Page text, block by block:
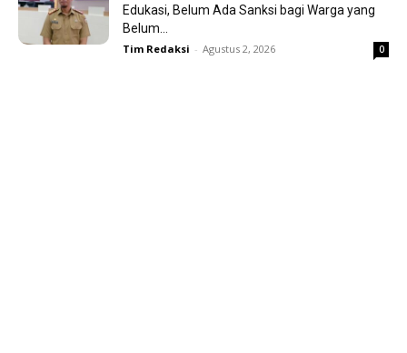
Edukasi, Belum Ada Sanksi bagi Warga yang
Belum...
Tim Redaksi - Agustus 2, 2026 0